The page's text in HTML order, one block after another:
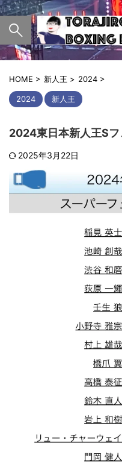
HOME > 新人王 > 2024 >
2024 新人王
2024東日本新人王Sフ
2025年3月22日